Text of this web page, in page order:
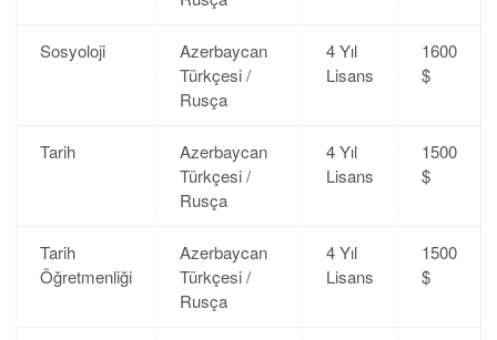
Sosyoloji
Azerbaycan
Türkçesi /
Rusça
4 Yıl
Lisans
1600
$
Tarih
Azerbaycan
Türkçesi /
Rusça
4 Yıl
Lisans
1500
$
Tarih
Öğretmenliği
Azerbaycan
Türkçesi /
Rusça
4 Yıl
Lisans
1500
$